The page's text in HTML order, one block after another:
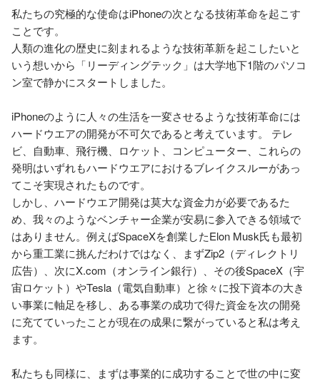
私たちの究極的な使命はiPhoneの次となる技術革命を起こす
ことです。
人類の進化の歴史に刻まれるような技術革新を起こしたいと
いう想いから「リーディングテック」は大学地下1階のパソコ
ン室で静かにスタートしました。
iPhoneのように人々の生活を一変させるような技術革命には
ハードウエアの開発が不可欠であると考えています。 テレ
ビ、自動車、飛行機、ロケット、コンピューター、これらの
発明はいずれもハードウエアにおけるブレイクスルーがあっ
てこそ実現されたものです。
しかし、ハードウエア開発は莫大な資金力が必要であるた
め、我々のようなベンチャー企業が安易に参入できる領域で
はありません。例えばSpaceXを創業したElon Musk氏も最初
から重工業に挑んだわけではなく、まずZip2（ディレクトリ
広告）、次にX.com（オンライン銀行）、その後SpaceX（宇
宙ロケット）やTesla（電気自動車）と徐々に投下資本の大き
い事業に軸足を移し、ある事業の成功で得た資金を次の開発
に充てていったことが現在の成果に繋がっていると私は考え
ます。
私たちも同様に、まずは事業的に成功することで世の中に変